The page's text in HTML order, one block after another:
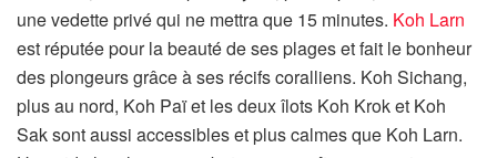
une vedette privé qui ne mettra que 15 minutes. Koh Larn
est réputée pour la beauté de ses plages et fait le bonheur
des plongeurs grâce à ses récifs coralliens. Koh Sichang,
plus au nord, Koh Paï et les deux îlots Koh Krok et Koh
Sak sont aussi accessibles et plus calmes que Koh Larn.